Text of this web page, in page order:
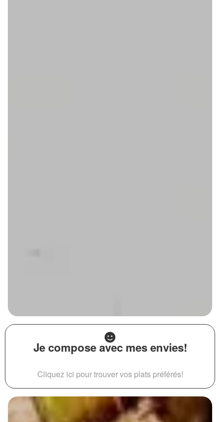
Je compose avec mes envies!
Cliquez ici pour trouver vos plats préférés!